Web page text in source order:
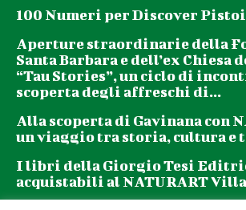
100 Numeri per Discover
Aperture straordinarie della
Santa Barbara e dell’ex Chiesa
“Tau Stories”, un ciclo di
scoperta degli affreschi di...
Alla scoperta di Gavinana con
un viaggio tra storia, cultura
I libri della Giorgio Tesi
acquistabili al NATURART